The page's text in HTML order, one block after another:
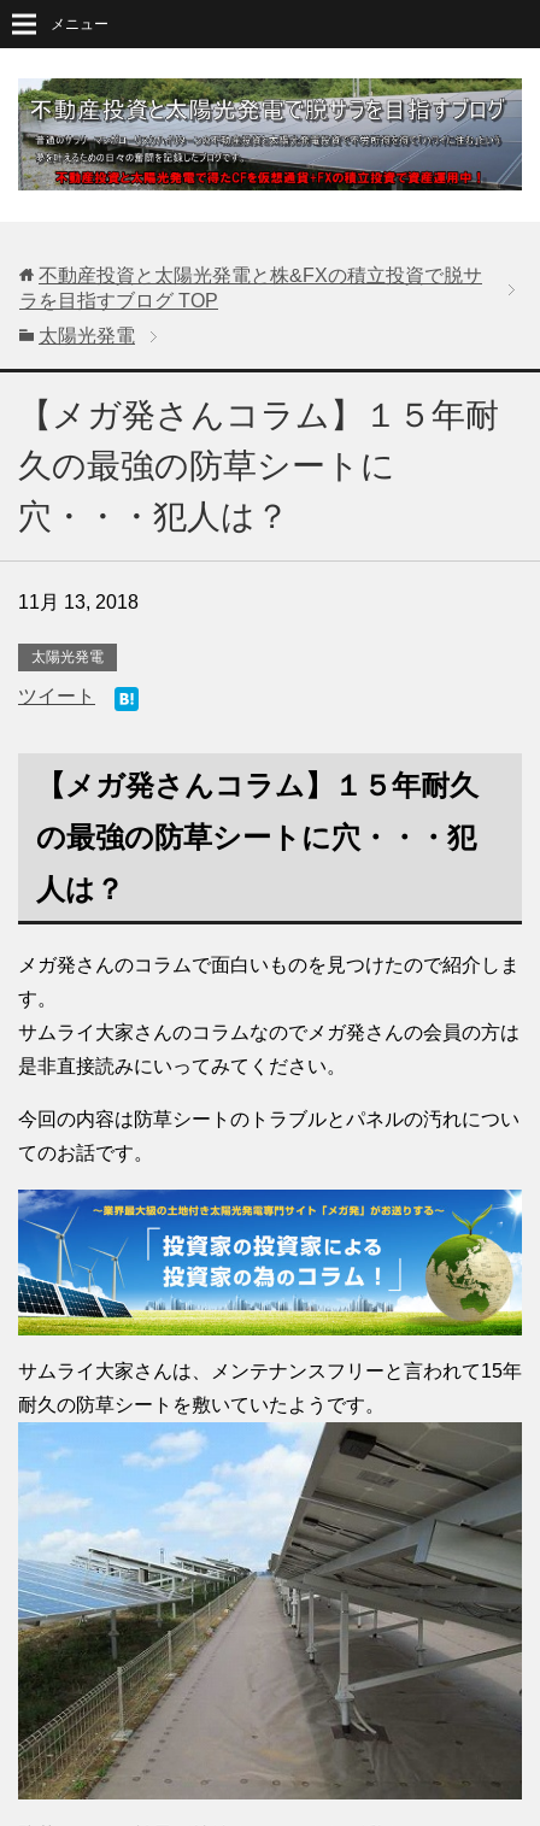
メニュー
不動産投資と太陽光発電と株&FXの積立投資で脱サ
ラを目指すブログ TOP
太陽光発電
【メガ発さんコラム】１５年耐
久の最強の防草シートに
穴・・・犯人は？
11月 13, 2018
太陽光発電
ツイート
【メガ発さんコラム】１５年耐久
の最強の防草シートに穴・・・犯
人は？
メガ発さんのコラムで面白いものを見つけたので紹介しま
す。
サムライ大家さんのコラムなのでメガ発さんの会員の方は
是非直接読みにいってみてください。
今回の内容は防草シートのトラブルとパネルの汚れについ
てのお話です。
サムライ大家さんは、メンテナンスフリーと言われて15年
耐久の防草シートを敷いていたようです。